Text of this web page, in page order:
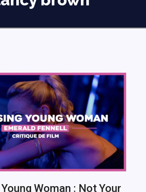
Woman : Not Your